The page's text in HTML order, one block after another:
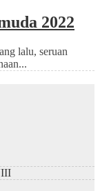
2022
lalu, seruan